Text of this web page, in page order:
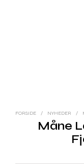
FORSIDE / NYHEDER /
Måne